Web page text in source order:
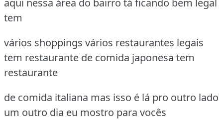
tem
vários shoppings vários restaurantes legais
tem restaurante de comida japonesa tem
restaurante
de comida italiana mas isso é lá pro outro lado
um outro dia eu mostro para vocês